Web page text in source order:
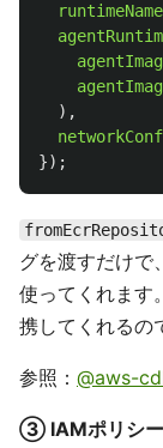
runtimeName
),
});
グを渡すだけ
使ってくれます
携してくれるの
参照： @aws-
③ IAMポリシー